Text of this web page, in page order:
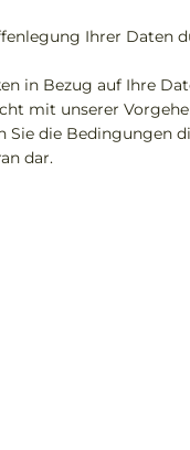
Ihrer Daten
in Bezug auf Ihre
mit unserer
die Bedingungen
dar.